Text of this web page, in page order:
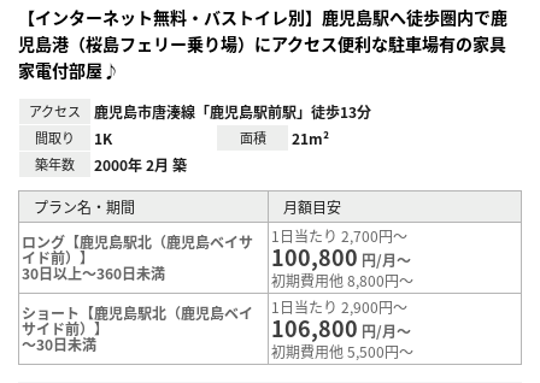
【インターネット無料・バストイレ別】鹿児島駅へ徒歩圏内で鹿
児島港（桜島フェリー乗り場）にアクセス便利な駐車場有の家具
家電付部屋♪
アクセス 鹿児島市唐湊線「鹿児島駅前駅」徒歩13分
間取り 1K 面積 21m²
築年数 2000年 2月 築
プラン名・期間
月額目安
ロング【鹿児島駅北（鹿児島ベイサ
イド前）】
30日以上～360日未満
1日当たり 2,700円～
100,800 円/月～
初期費用他 8,800円～
ショート【鹿児島駅北（鹿児島ベイ
サイド前）】
～30日未満
1日当たり 2,900円～
106,800 円/月～
初期費用他 5,500円～